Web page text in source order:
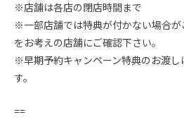
※店舗は各店の閉店時間まで
※一部店舗では特典が付かない場合
をお考えの店舗にご確認下さい。
※早期予約キャンペーン特典のお渡し
す。
==